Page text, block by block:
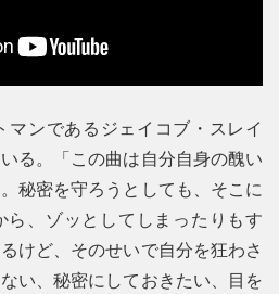
マンであるジェイコブ・スレイ
る。「この曲は自分自身の醜い
秘密を守ろうとしても、そこに
、ゾッとしてしまったりもす
けど、そのせいで自分を狂わさ
い、秘密にしておきたい、目を